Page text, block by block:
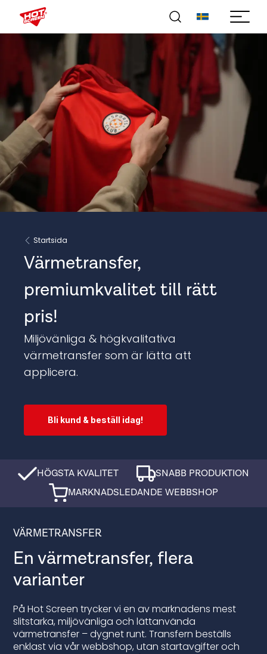
Startsida
Värmetransfer,
premiumkvalitet till rätt
pris!
Miljövänliga & högkvalitativa
värmetransfer som är lätta att
applicera.
Bli kund & beställ idag!
HÖGSTA KVALITET
SNABB PRODUKTION
MARKNADSLEDANDE WEBBSHOP
VÄRMETRANSFER
En värmetransfer, flera
varianter
På Hot Screen trycker vi en av marknadens mest
slitstarka, miljövänliga och lättanvända
värmetransfer – dygnet runt. Transfern beställs
enklast via vår webbshop, utan startavgifter och